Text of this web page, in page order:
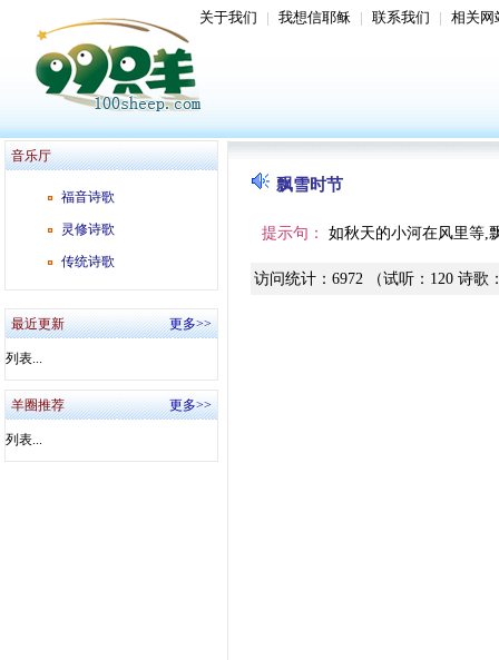
关于我们 | 我想信耶稣 | 联系我们 | 相关网
音乐厅
福音诗歌
灵修诗歌
传统诗歌
最近更新 更多>>
列表...
羊圈推荐 更多>>
列表...
飘雪时节
提示句： 如秋天的小河在风里等,
访问统计： 6972 （试听： 120 诗歌